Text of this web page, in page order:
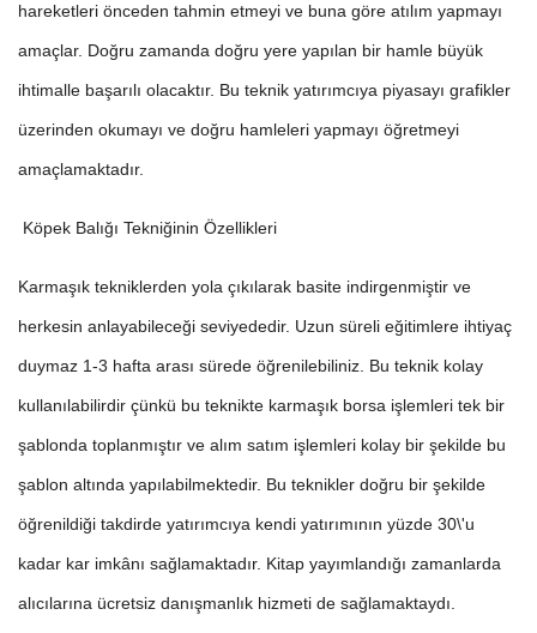
hareketleri önceden tahmin etmeyi ve buna göre atılım yapmayı
amaçlar. Doğru zamanda doğru yere yapılan bir hamle büyük
ihtimalle başarılı olacaktır. Bu teknik yatırımcıya piyasayı grafikler
üzerinden okumayı ve doğru hamleleri yapmayı öğretmeyi
amaçlamaktadır.
Köpek Balığı Tekniğinin Özellikleri
Karmaşık tekniklerden yola çıkılarak basite indirgenmiştir ve
herkesin anlayabileceği seviyededir. Uzun süreli eğitimlere ihtiyaç
duymaz 1-3 hafta arası sürede öğrenilebiliniz. Bu teknik kolay
kullanılabilirdir çünkü bu teknikte karmaşık borsa işlemleri tek bir
şablonda toplanmıştır ve alım satım işlemleri kolay bir şekilde bu
şablon altında yapılabilmektedir. Bu teknikler doğru bir şekilde
öğrenildiği takdirde yatırımcıya kendi yatırımının yüzde 30\'u
kadar kar imkânı sağlamaktadır. Kitap yayımlandığı zamanlarda
alıcılarına ücretsiz danışmanlık hizmeti de sağlamaktaydı.